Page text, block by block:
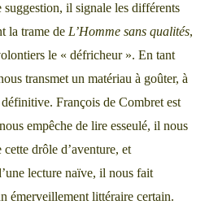
suggestion, il signale les différents
la trame de L’Homme sans qualités,
le « défricheur ». En tant
transmet un matériau à goûter, à
François de Combret est
empêche de lire esseulé, il nous
drôle d’aventure, et
lecture naïve, il nous fait
émerveillement littéraire certain.